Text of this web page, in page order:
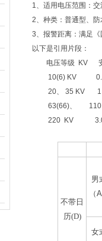
1、适用电压范围：
2、种类：普通型、
3、报警距离：满足
以下是引用片段：
电压等级 KV
10(6) KV
20、 35 KV
63(66)、 110
220 KV
不带日
历(D)
男
（A
女